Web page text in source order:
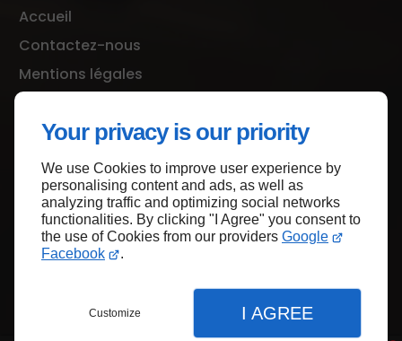
Your privacy is our priority
We use Cookies to improve user experience by
personalising content and ads, as well as
analyzing traffic and optimizing social networks
functionalities. By clicking "I Agree" you consent to
the use of Cookies from our providers Google
Facebook
.
Customize I AGREE
Accueil
Contactez-nous
Mentions légales
Haut de page